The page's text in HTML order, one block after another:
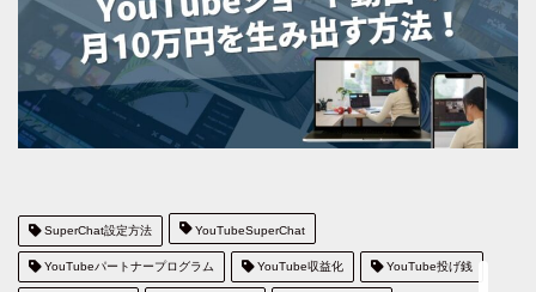
SuperChat設定方法 YouTubeSuperChat
YouTubeパートナープログラム YouTube収益化 YouTube投げ銭
会社概要